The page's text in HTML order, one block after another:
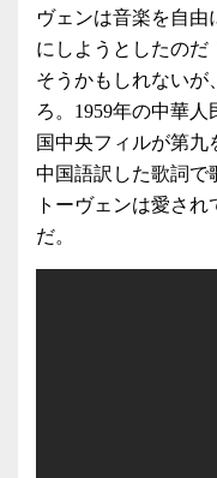
ヴェンは音楽を自由
にしようとしたのだ
そうかもしれないが
ろ。1959年の中華
国中央フィルが第九
中国語訳した歌詞で
トーヴェンは愛さ
だ。